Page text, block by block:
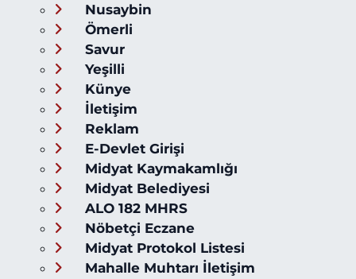
Nusaybin
Ömerli
Savur
Yeşilli
Künye
İletişim
Reklam
E-Devlet Girişi
Midyat Kaymakamlığı
Midyat Belediyesi
ALO 182 MHRS
Nöbetçi Eczane
Midyat Protokol Listesi
Mahalle Muhtarı İletişim